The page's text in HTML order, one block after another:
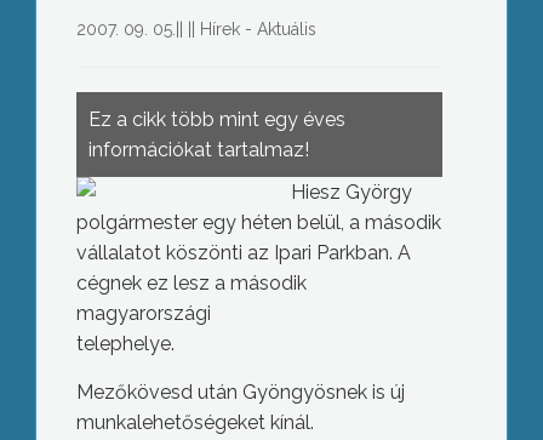
2007. 09. 05. Hírek - Aktuális
Ez a cikk több mint egy éves
információkat tartalmaz!
Hiesz György
polgármester egy héten belül, a második
vállalatot köszönti az Ipari Parkban. A
cégnek ez lesz a második
magyarországi
telephelye.
Mezőkövesd után Gyöngyösnek is új
munkalehetőségeket kínál.